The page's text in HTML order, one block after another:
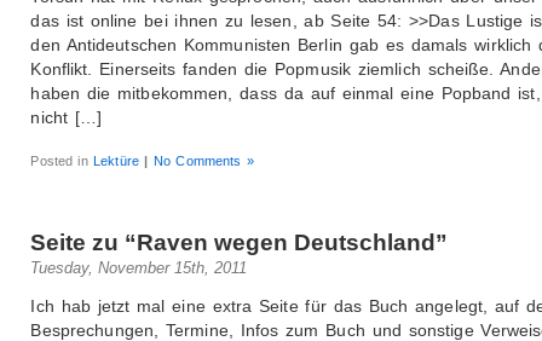
das ist online bei ihnen zu lesen, ab Seite 54: >>Das Lustige
den Antideutschen Kommunisten Berlin gab es damals wirklich
Konflikt. Einerseits fanden die Popmusik ziemlich scheiße.
haben die mitbekommen, dass da auf einmal eine Popband
nicht […]
Posted inLektüre | No Comments »
Seite zu “Raven wegen Deutschland”
Tuesday, November 15th, 2011
Ich hab jetzt mal eine extra Seite für das Buch angelegt, auf
Besprechungen, Termine, Infos zum Buch und sonstige